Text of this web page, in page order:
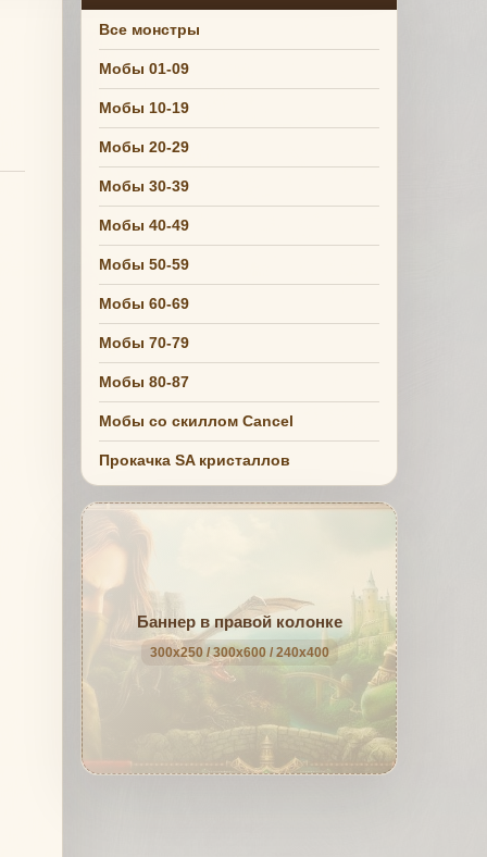
Все монстры
Мобы 01-09
Мобы 10-19
Мобы 20-29
Мобы 30-39
Мобы 40-49
Мобы 50-59
Мобы 60-69
Мобы 70-79
Мобы 80-87
Мобы со скиллом Cancel
Прокачка SA кристаллов
Баннер в правой колонке
300x250 / 300x600 / 240x400